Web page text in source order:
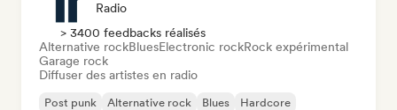
Radio
> 3400 feedbacks réalisés
Alternative rockBluesElectronic rockRock expérimental
Garage rock
Diffuser des artistes en radio
Post punk Alternative rock Blues
Hardcore